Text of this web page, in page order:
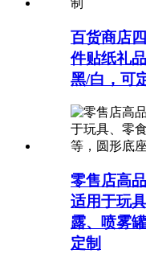
百货商店
件贴纸礼
黑/白，可
零售店高
适用于玩
露、喷雾
定制